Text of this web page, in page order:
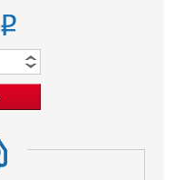
o